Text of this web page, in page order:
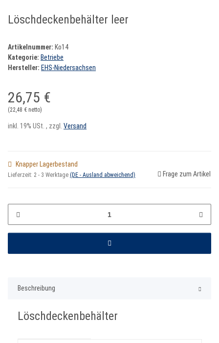
Löschdeckenbehälter leer
Artikelnummer: Ko14
Kategorie: Betriebe
Hersteller: EHS-Niedersachsen
26,75 €
(22,48 € netto)
inkl. 19% USt. , zzgl. Versand
Knapper Lagerbestand
Lieferzeit: 2 - 3 Werktage (DE - Ausland abweichend) Frage zum Artikel
Beschreibung
Löschdeckenbehälter